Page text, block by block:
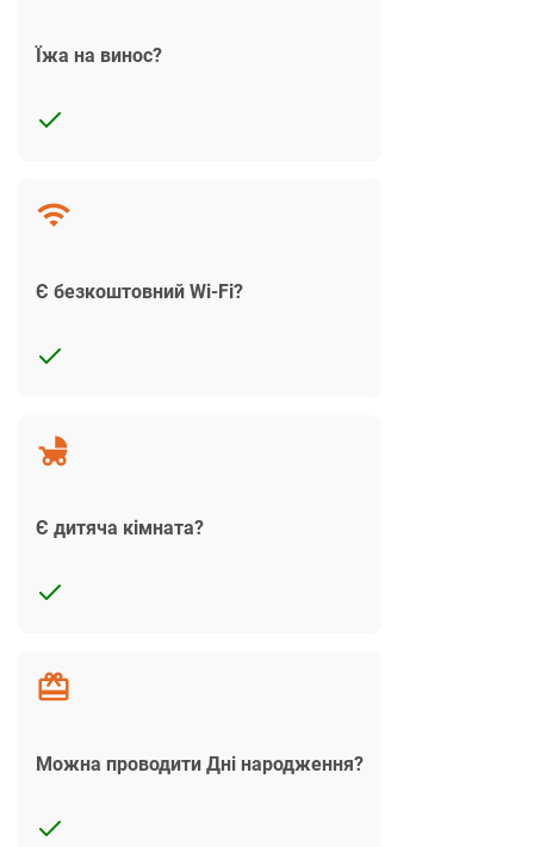
Їжа на винос?
Є безкоштовний Wi-Fi?
Є дитяча кімната?
Можна проводити Дні народження?